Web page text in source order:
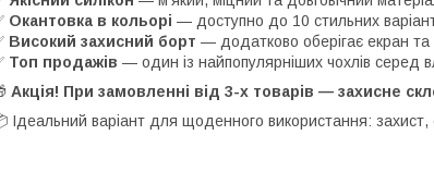
Окантовка в кольорі — доступно до 10 стильних
Високий захисний борт — додатково оберігає екран
Топ продажів — один із найпопулярніших чохлів серед
Акція! При замовленні від 3-х товарів — захисне
Ідеальний варіант для щоденного використання: